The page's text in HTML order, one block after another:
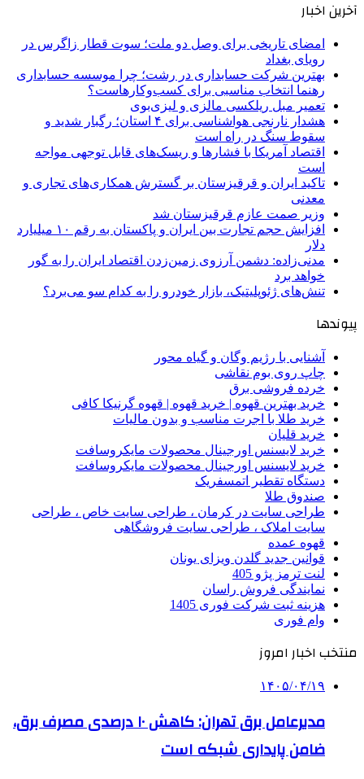
آخرین اخبار
امضای تاریخی برای وصل دو ملت؛ سوت قطار زاگرس در
رویای بغداد
بهترین شرکت حسابداری در رشت؛ چرا موسسه حسابداری
رهنما انتخاب مناسبی برای کسب‌وکارهاست؟
تعمیر مبل ریلکسی مالزی و لیزی‌بوی
هشدار نارنجی هواشناسی برای ۴ استان؛ رگبار شدید و
سقوط سنگ در راه است
اقتصاد آمریکا با فشارها و ریسک‌های قابل توجهی مواجه
است
تاکید ایران و قرقیزستان بر گسترش همکاری‌های تجاری و
معدنی
وزیر صمت عازم قرقیزستان شد
افزایش حجم تجارت بین ایران و پاکستان به رقم ۱۰ میلیارد
دلار
مدنی‌زاده: دشمن آرزوی زمین‌زدن اقتصاد ایران را به گور
خواهد برد
تنش‌های ژئوپلیتیک، بازار خودرو را به کدام سو می‌برد؟
پیوندها
آشنایی با رژیم وگان و گیاه محور
چاپ روی بوم نقاشی
خرده فروشی برق
خرید بهترین قهوه | خرید قهوه | قهوه گرنیکا کافی
خرید طلا با اجرت مناسب و بدون مالیات
خرید قلیان
خرید لایسنس اورجینال محصولات مایکروسافت
خرید لایسنس اورجینال محصولات مایکروسافت
دستگاه تقطیر اتمسفریک
صندوق طلا
طراحی سایت در کرمان ، طراحی سایت خاص ، طراحی
سایت املاک ، طراحی سایت فروشگاهی
قهوه عمده
قوانین جدید گلدن ویزای یونان
لنت ترمز پژو 405
نمایندگی فروش راسان
هزینه ثبت شرکت فوری 1405
وام فوری
منتخب اخبار امروز
۱۴۰۵/۰۴/۱۹
مدیرعامل برق تهران: کاهش ۱۰ درصدی مصرف برق،
ضامن پایداری شبکه است